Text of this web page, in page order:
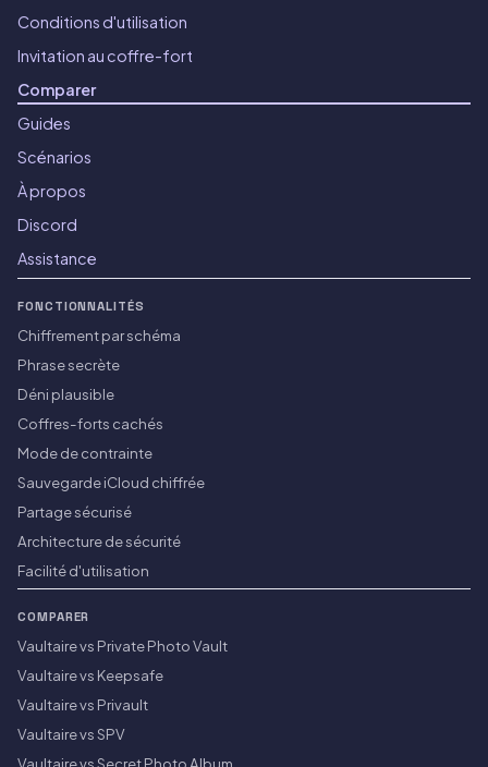
Conditions d'utilisation
Invitation au coffre-fort
Comparer
Guides
Scénarios
À propos
Discord
Assistance
FONCTIONNALITÉS
Chiffrement par schéma
Phrase secrète
Déni plausible
Coffres-forts cachés
Mode de contrainte
Sauvegarde iCloud chiffrée
Partage sécurisé
Architecture de sécurité
Facilité d'utilisation
COMPARER
Vaultaire vs Private Photo Vault
Vaultaire vs Keepsafe
Vaultaire vs Privault
Vaultaire vs SPV